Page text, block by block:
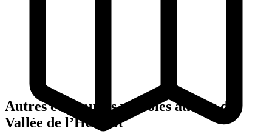
Autres communes viticoles autour de
Vallée de l’Hérault